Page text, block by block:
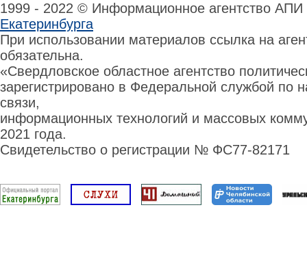
1999 - 2022 © Информационное агентство
Екатеринбурга
При использовании материалов ссылка на
обязательна.
«Свердловское областное агентство
зарегистрировано в Федеральной службой по
связи,
информационных технологий и массовых
2021 года.
Свидетельство о регистрации № ФС77-82171